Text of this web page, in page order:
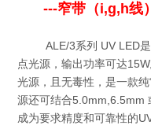
---窄带（i,g,h线
ALE/3系列 UV LED是
点光源，输出功率可达
光源，且无毒性，是一款
源还可结合5.0mm,6.5mm
成为要求精度和可靠性的